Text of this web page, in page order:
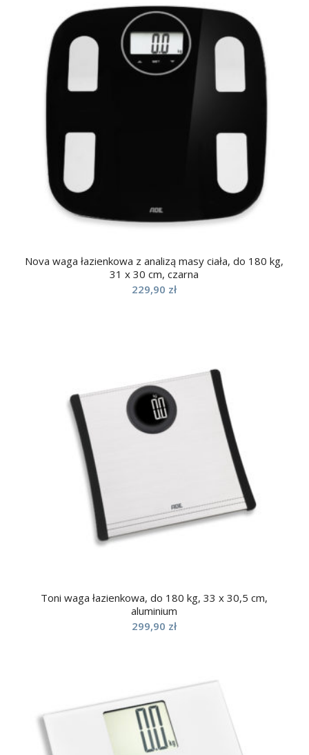
Nova waga łazienkowa z analizą masy ciała, do 180 kg,
31 x 30 cm, czarna
229,90 zł
Toni waga łazienkowa, do 180 kg, 33 x 30,5 cm,
aluminium
299,90 zł